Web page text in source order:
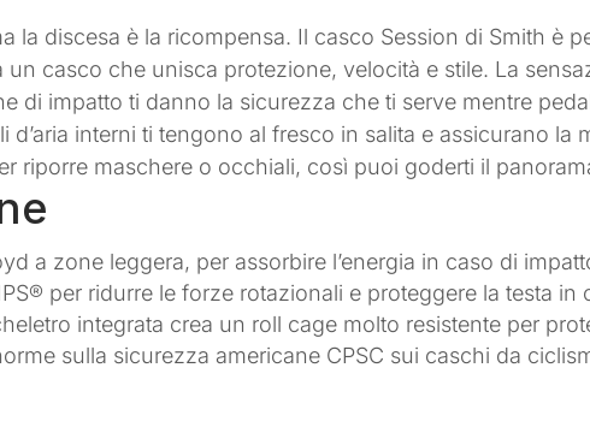
la discesa è la ricompensa. Il casco Session di Smith è
un casco che unisca protezione, velocità e stile. La
di impatto ti danno la sicurezza che ti serve mentre
d’aria interni ti tengono al fresco in salita e assicurano
riporre maschere o occhiali, così puoi goderti il
a zone leggera, per assorbire l’energia in caso di
per ridurre le forze rotazionali e proteggere la testa in
integrata crea un roll cage molto resistente per
sulla sicurezza americane CPSC sui caschi da